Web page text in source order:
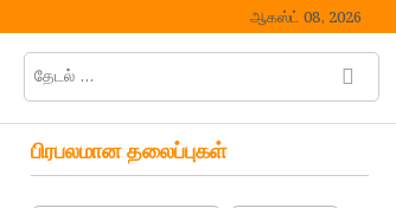
ஆகஸ்ட் 08, 2026
தேடல்
… M
பிரபலமான தலைப்புகள்